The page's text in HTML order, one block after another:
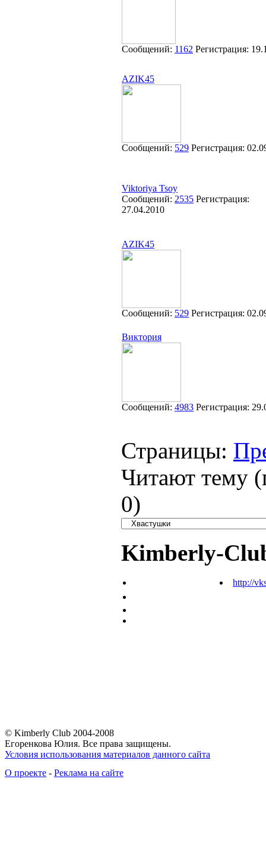
Сообщений: 1162 Регистрация:
AZIK45
Сообщений: 529 Регистрация:
Viktoriya Tsoy
Сообщений: 2535 Регистрация:
27.04.2010
AZIK45
Сообщений: 529 Регистрация:
Виктория
Сообщений: 4983 Регистрация:
Страницы:
Читают тему
0)
Kimberly-
http://
© Kimberly Club 2004-2008
Егоренкова Юлия. Все права защищены.
Условия использования материалов данного сайта
О проекте - Реклама на сайте